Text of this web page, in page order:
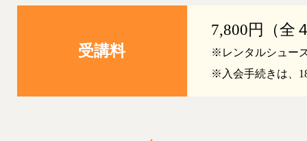
受講料
7,800円（全
※レンタルシュー
※入会手続きは、